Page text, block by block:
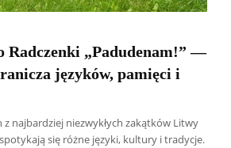
Radczenki „Padudenam!” —
języków, pamięci i
z najbardziej niezwykłych zakątków Litwy
się różne języki, kultury i tradycje.